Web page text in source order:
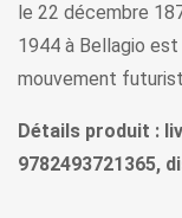
le 22 décembre
1944 à Bellagio
mouvement
Détails produit :
9782493721365,